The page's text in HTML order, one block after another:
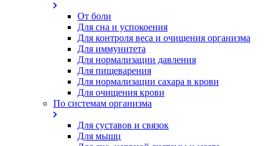
От боли
Для сна и успокоения
Для контроля веса и очищения организма
Для иммунитета
Для нормализации давления
Для пищеварения
Для нормализации сахара в крови
Для очищения крови
По системам организма
Для суставов и связок
Для мышц